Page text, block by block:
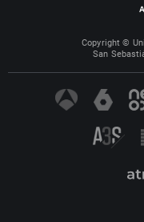
Copyright ©
San